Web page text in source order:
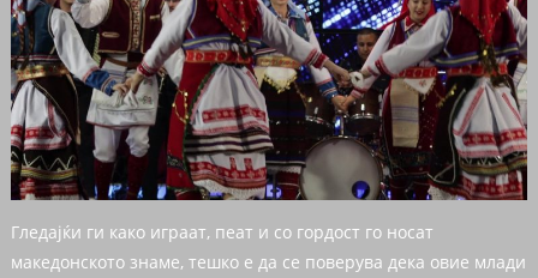
Гледајќи ги како играат, пеат и со гордост го носат
македонското знаме, тешко е да се поверува дека овие млади